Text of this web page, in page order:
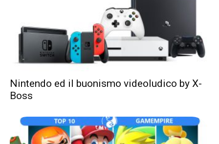
Nintendo ed il buonismo videoludico by X-
Boss